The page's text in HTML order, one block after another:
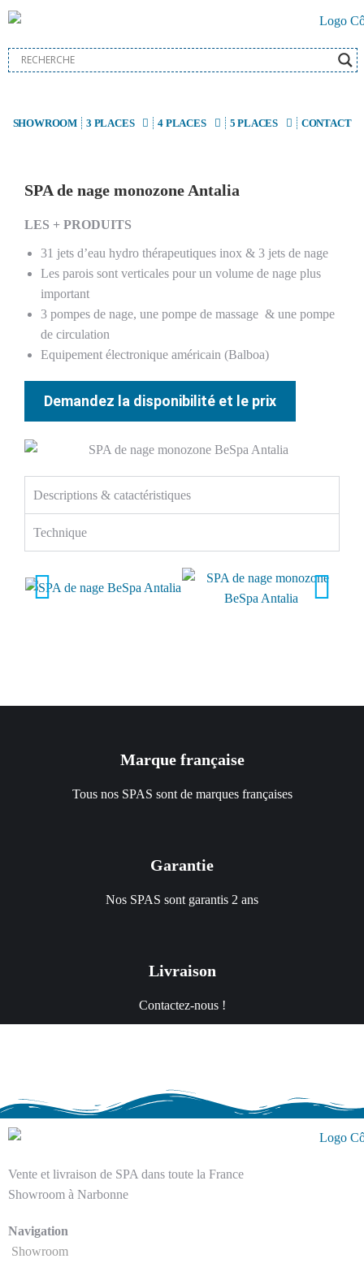
SHOWROOM 3 PLACES 4 PLACES 5 PLACES CONTACT
SPA de nage monozone Antalia
LES + PRODUITS
31 jets d’eau hydro thérapeutiques inox & 3 jets de nage
Les parois sont verticales pour un volume de nage plus
important
3 pompes de nage, une pompe de massage & une pompe
de circulation
Equipement électronique américain (Balboa)
Demandez la disponibilité et le prix
Descriptions & catactéristiques
Technique
Marque française
Tous nos SPAS sont de marques françaises
Garantie
Nos SPAS sont garantis 2 ans
Livraison
Contactez-nous !
Vente et livraison de SPA dans toute la France
Showroom à Narbonne
Navigation
Showroom